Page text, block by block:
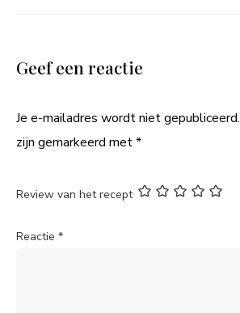
Geef een reactie
Je e-mailadres wordt niet gepubliceerd.
zijn gemarkeerd met*
Review van het recept
Reactie *